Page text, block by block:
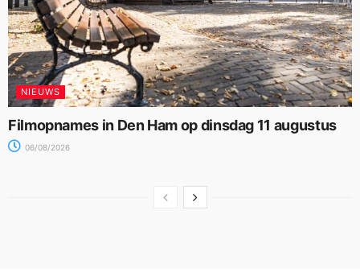
NIEUWS
Filmopnames in Den Ham op dinsdag 11 augustus
06/08/2026